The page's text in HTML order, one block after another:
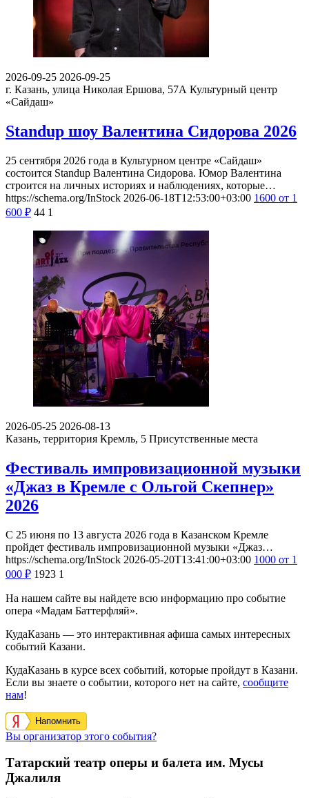
2026-09-25 2026-09-25
г. Казань, улица Николая Ершова, 57А Культурный центр
«Сайдаш»
Standup шоу Валентина Сидорова 2026
25 сентября 2026 года в Культурном центре «Сайдаш»
состоится Standup Валентина Сидорова. Юмор Валентина
строится на личных историях и наблюдениях, которые…
https://schema.org/InStock 2026-06-18T12:53:00+03:00 1600 от 1
600 ₽ 44 1
2026-05-25 2026-08-13
Казань, территория Кремль, 5 Присутственные места
Фестиваль импровизационной музыки
«Джаз в Кремле с Ольгой Скепнер»
2026
С 25 июня по 13 августа 2026 года в Казанском Кремле
пройдет фестиваль импровизационной музыки «Джаз…
https://schema.org/InStock 2026-05-20T13:41:00+03:00 1000 от 1
000 ₽ 1923 1
На нашем сайте вы найдете всю информацию про событие
опера «Мадам Баттерфляй».
КудаКазань — это интерактивная афиша самых интересных
событий Казани.
КудаКазань в курсе всех событий, которые пройдут в Казани.
Если вы знаете о событии, которого нет на сайте, сообщите
нам!
Напомнить
Вы организатор этого события?
Татарский театр оперы и балета им. Мусы
Джалиля